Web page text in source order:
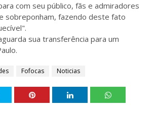
com seu público, fãs e admiradores
sobreponham, fazendo deste fato
sua transferência para um
Fofocas Noticias